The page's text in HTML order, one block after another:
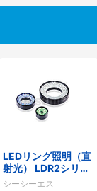
LEDリング照明（直
射光） LDR2シリー
ズ
シーシーエス